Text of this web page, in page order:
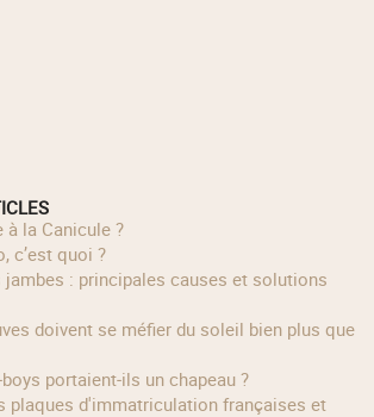
à la Canicule ?
c’est quoi ?
portaient‑ils un chapeau ?